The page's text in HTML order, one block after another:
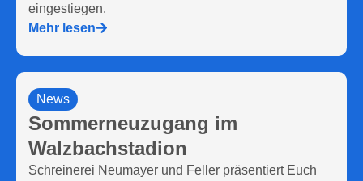
eingestiegen.
Mehr lesen
News
Sommerneuzugang im
Walzbachstadion
Schreinerei Neumayer und Feller präsentiert Euch